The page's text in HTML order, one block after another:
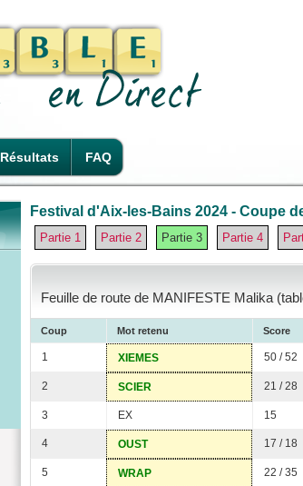
Résultats FAQ
Festival d'Aix-les-Bains 2024 - Coupe
Partie 1 Partie 2 Partie 3 Partie 4
Feuille de route de MANIFESTE Malika
Coup Mot retenu Score
1 XIEMES 50 / 52
2 SCIER 21 / 28
3 EX 15
4 OUST 17 / 18
5 WRAP 22 / 35